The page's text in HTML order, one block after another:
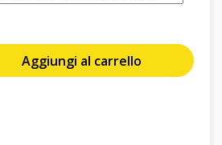
Aggiungi al carrello